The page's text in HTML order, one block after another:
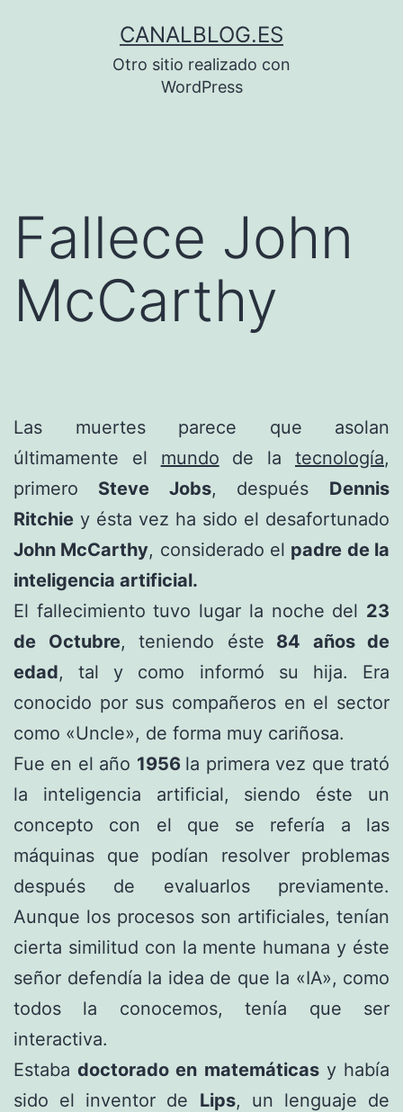
CANALBLOG.ES
Otro sitio realizado con
WordPress
Fallece John
McCarthy
Las muertes parece que asolan
últimamente el mundo de latecnología,
primero Steve Jobs, después Dennis
Ritchie y ésta vez ha sido el desafortunado
John McCarthy, considerado el padre de la
inteligencia artificial.
El fallecimiento tuvo lugar la noche del 23
de Octubre, teniendo éste 84 años de
edad, tal y como informó su hija. Era
conocido por sus compañeros en el sector
como «Uncle», de forma muy cariñosa.
Fue en el año 1956 la primera vez que trató
la inteligencia artificial, siendo éste un
concepto con el que se refería a las
máquinas que podían resolver problemas
después de evaluarlos previamente.
Aunque los procesos son artificiales, tenían
cierta similitud con la mente humana y éste
señor defendía la idea de que la «IA», como
todos la conocemos, tenía que ser
interactiva.
Estabadoctorado en matemáticasy había
sido el inventor de Lips, un lenguaje de